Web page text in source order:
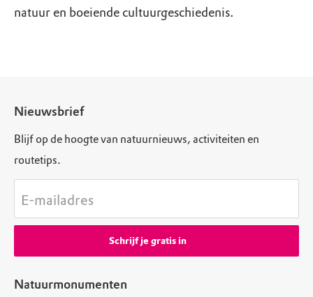
natuur en boeiende cultuurgeschiedenis.
Natuurmonumenten
Nieuwsbrief
Blijf op de hoogte van natuurnieuws, activiteiten en
routetips.
E-mailadres
Schrijf je gratis in